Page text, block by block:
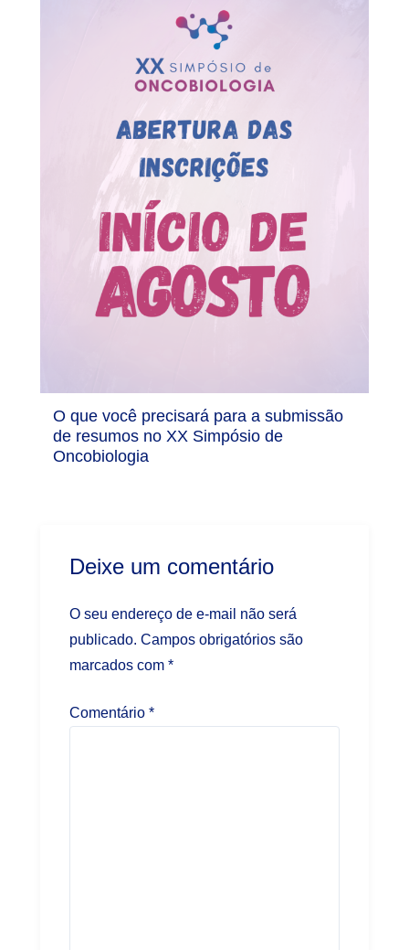
O que você precisará para a submissão
de resumos no XX Simpósio de
Oncobiologia
Deixe um comentário
O seu endereço de e-mail não será
publicado. Campos obrigatórios são
marcados com *
Comentário *